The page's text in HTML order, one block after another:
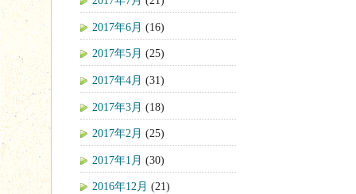
2017年6月 (16)
2017年5月 (25)
2017年4月 (31)
2017年3月 (18)
2017年2月 (25)
2017年1月 (30)
2016年12月 (21)